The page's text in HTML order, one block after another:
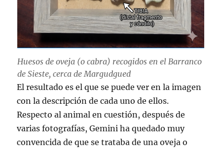
Huesos de oveja (o cabra) recogidos en el Barranco
de Sieste, cerca de Margudgued
El resultado es el que se puede ver en la imagen
con la descripción de cada uno de ellos.
Respecto al animal en cuestión, después de
varias fotografías, Gemini ha quedado muy
convencida de que se trataba de una oveja o